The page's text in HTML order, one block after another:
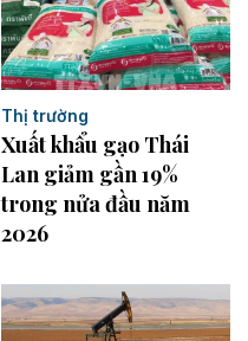
Thị trường
Xuất khẩu gạo Thái
Lan giảm gần 19%
trong nửa đầu năm
2026